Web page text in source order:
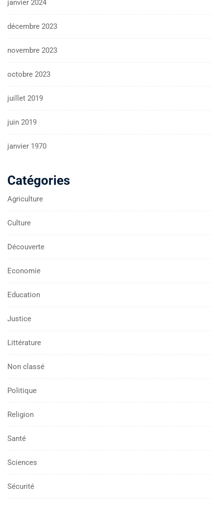
janvier 2024
décembre 2023
novembre 2023
octobre 2023
juillet 2019
juin 2019
janvier 1970
Catégories
Agriculture
Culture
Découverte
Economie
Education
Justice
Littérature
Non classé
Politique
Religion
Santé
Sciences
Sécurité